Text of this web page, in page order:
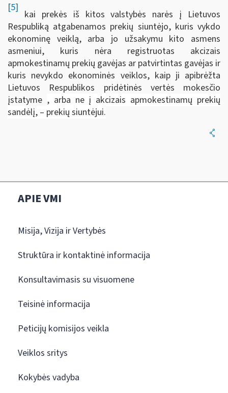
[5]
kai prekės iš kitos valstybės narės į Lietuvos
Respubliką atgabenamos prekių siuntėjo, kuris vykdo
ekonominę veiklą, arba jo užsakymu kito asmens
asmeniui, kuris nėra registruotas akcizais
apmokestinamų prekių gavėjas ar patvirtintas gavėjas ir
kuris nevykdo ekonominės veiklos, kaip ji apibrėžta
Lietuvos Respublikos pridėtinės vertės mokesčio
įstatyme , arba ne į akcizais apmokestinamų prekių
sandėlį, – prekių siuntėjui.
APIE VMI
Misija, Vizija ir Vertybės
Struktūra ir kontaktinė informacija
Konsultavimasis su visuomene
Teisinė informacija
Peticijų komisijos veikla
Veiklos sritys
Kokybės vadyba